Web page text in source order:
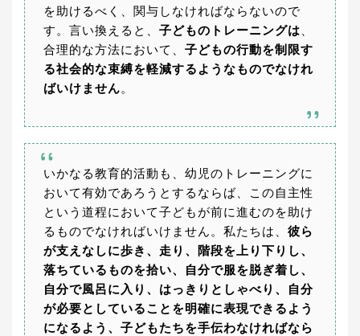
を助けるべく、関与しなければならないので
す。言い換えると、 子どものトレーニングは
合理的な方法において、 子どもの行動を制限す
る社会的な束縛を軽減するようなものでなけれ
ばいけません。
いかなる教育的活動も、幼児のトレーニングに
おいて有効であろうとするならば、この自主性
という道程において子どもが前に進むのを助け
るものでなければいけません。私たちは、 彼ら
が支えなしに歩き、走り、階段を上り下りし、
落ちているものを拾い、自分で服を脱ぎ着し、
自分で風呂に入り、はっきりとしゃべり、自分
が必要としていることを明確に表現できるよう
になるよう、子どもたちを手伝わなければなら